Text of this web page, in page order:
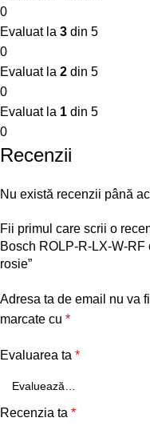
0
Evaluat la 3 din 5
0
Evaluat la 2 din 5
0
Evaluat la 1 din 5
0
Recenzii
Nu există recenzii până
Fii primul care scrii o
Bosch ROLP-R-LX-W-
rosie”
Adresa ta de email nu va
marcate cu *
Evaluarea ta *
Recenzia ta *